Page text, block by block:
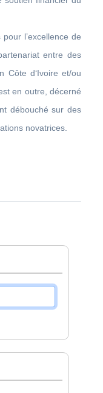
l’excellence de
entre des
Côte d‘Ivoire et/ou
en outre, décerné
débouché sur des
novatrices.